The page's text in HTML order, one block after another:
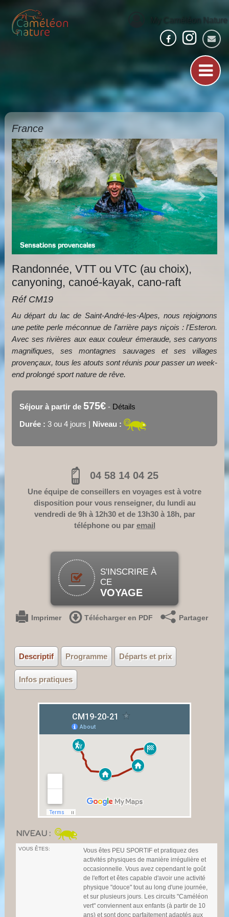
My Caméléon Nature
France
Previous Next
Sensations provencales
Randonnée, VTT ou VTC (au choix),
canyoning, canoé-kayak, cano-raft
Réf CM19
Au départ du lac de Saint-André-les-Alpes, nous rejoignons
une petite perle méconnue de l'arrière pays niçois : l'Esteron.
Avec ses rivières aux eaux couleur émeraude, ses canyons
magnifiques, ses montagnes sauvages et ses villages
provençaux, tous les atouts sont réunis pour passer un week-
end prolongé sport nature de rêve.
Séjour à partir de 575€- Détails
Durée : 3 ou 4 jours | Niveau :
04 58 14 04 25
Une équipe de conseillers en voyages est à votre
disposition pour vous renseigner, du lundi au
vendredi de 9h à 12h30 et de 13h30 à 18h, par
téléphone ou par email
S'INSCRIRE À
CE
VOYAGE
Imprimer Télécharger en PDF Partager
Descriptif Programme Départs et prix
Infos pratiques
NIVEAU :
VOUS ÊTES:
Vous êtes PEU SPORTIF et pratiquez des
activités physiques de manière irrégulière et
occasionnelle. Vous avez cependant le goût
de l'effort et êtes capable d'avoir une activité
physique "douce" tout au long d'une journée,
et sur plusieurs jours. Les circuits "Caméléon
vert" conviennent aux enfants (à partir de 10
ans) et sont donc parfaitement adaptés aux